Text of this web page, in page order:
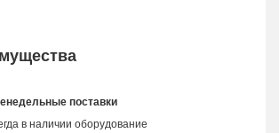
поставки
в наличии оборудование